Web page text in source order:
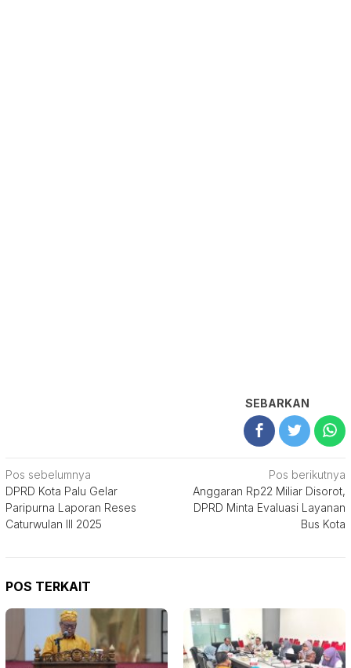
SEBARKAN
Navigasi
pos
Pos sebelumnya
DPRD Kota Palu Gelar
Paripurna Laporan Reses
Caturwulan III 2025
Pos berikutnya
Anggaran Rp22 Miliar Disorot,
DPRD Minta Evaluasi Layanan
Bus Kota
POS TERKAIT